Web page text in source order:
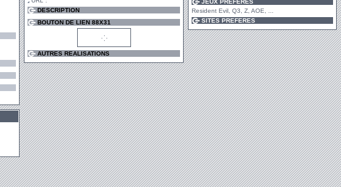
DESCRIPTION
BOUTON DE LIEN 88X31
AUTRES REALISATIONS
JEUX PREFERES
Resident Evil, Q3, Z, AOE, ...
SITES PREFERES